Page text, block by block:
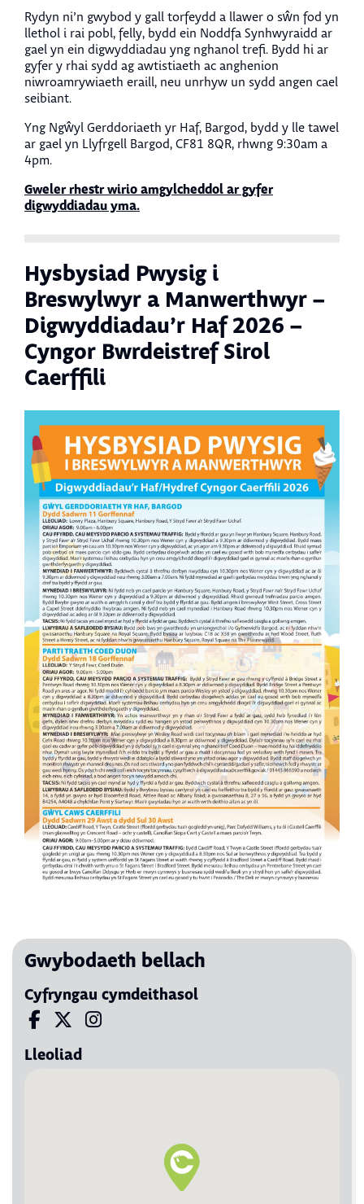
Rydyn ni’n gwybod y gall torfeydd a llawer o sŵn fod yn
llethol i rai pobl, felly, bydd ein Noddfa Synhwyraidd ar
gael yn ein digwyddiadau yng nghanol trefi. Bydd hi ar
gyfer y rhai sydd ag awtistiaeth ac anghenion
niwroamrywiaeth eraill, neu unrhyw un sydd angen cael
seibiant.
Yng Ngŵyl Gerddoriaeth yr Haf, Bargod, bydd y lle tawel
ar gael yn Llyfrgell Bargod, CF81 8QR, rhwng 9:30am a
4pm.
Gweler rhestr wirio amgylcheddol ar gyfer
digwyddiadau yma.
Hysbysiad Pwysig i
Breswylwyr a Manwerthwyr –
Digwyddiadau’r Haf 2026 –
Cyngor Bwrdeistref Sirol
Caerffili
Gwybodaeth bellach
Cyfryngau cymdeithasol
Visit us on Facebook
Visit us on X
Visit us on Instagram
Lleoliad